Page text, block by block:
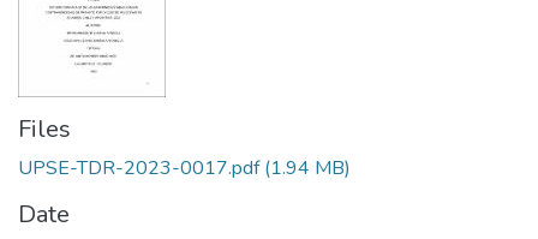
Files
UPSE-TDR-2023-0017.pdf(1.94 MB)
Date